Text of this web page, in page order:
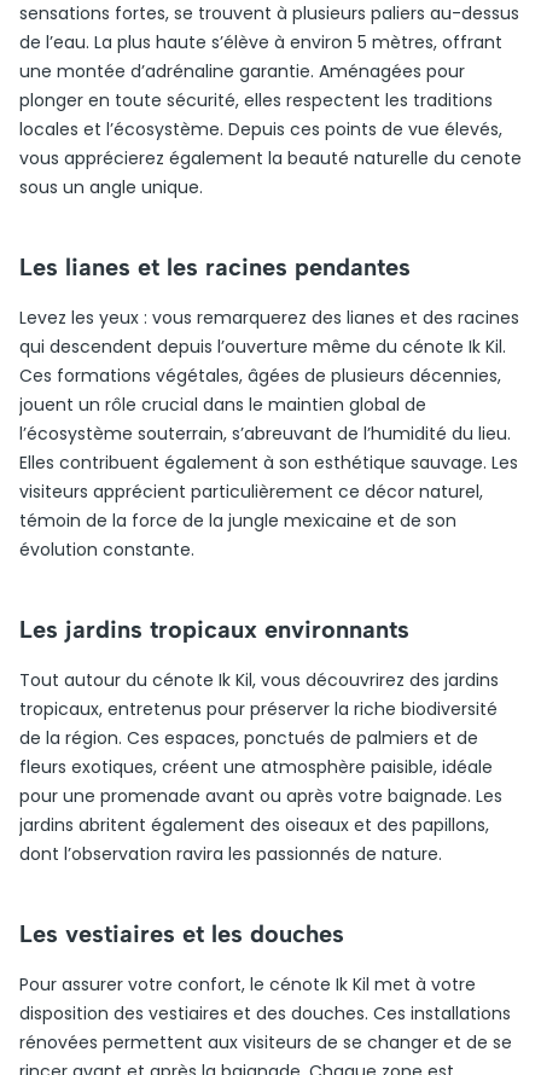
sensations fortes, se trouvent à plusieurs paliers au-dessus
de l’eau. La plus haute s’élève à environ 5 mètres, offrant
une montée d’adrénaline garantie. Aménagées pour
plonger en toute sécurité, elles respectent les traditions
locales et l’écosystème. Depuis ces points de vue élevés,
vous apprécierez également la beauté naturelle du cenote
sous un angle unique.
Les lianes et les racines pendantes
Levez les yeux : vous remarquerez des lianes et des racines
qui descendent depuis l’ouverture même du cénote Ik Kil.
Ces formations végétales, âgées de plusieurs décennies,
jouent un rôle crucial dans le maintien global de
l’écosystème souterrain, s’abreuvant de l’humidité du lieu.
Elles contribuent également à son esthétique sauvage. Les
visiteurs apprécient particulièrement ce décor naturel,
témoin de la force de la jungle mexicaine et de son
évolution constante.
Les jardins tropicaux environnants
Tout autour du cénote Ik Kil, vous découvrirez des jardins
tropicaux, entretenus pour préserver la riche biodiversité
de la région. Ces espaces, ponctués de palmiers et de
fleurs exotiques, créent une atmosphère paisible, idéale
pour une promenade avant ou après votre baignade. Les
jardins abritent également des oiseaux et des papillons,
dont l’observation ravira les passionnés de nature.
Les vestiaires et les douches
Pour assurer votre confort, le cénote Ik Kil met à votre
disposition des vestiaires et des douches. Ces installations
rénovées permettent aux visiteurs de se changer et de se